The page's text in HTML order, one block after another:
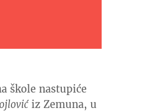
škole nastupiće
iz Zemuna, u